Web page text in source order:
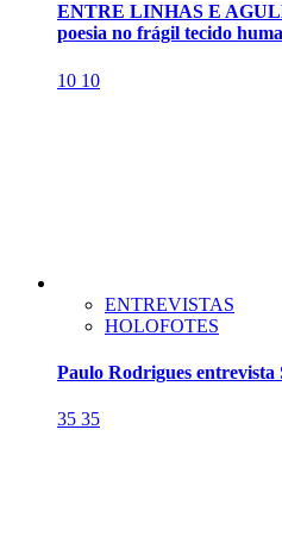
ENTRE LINHAS E
poesia no frágil tecido
10 10
ENTREVISTAS
HOLOFOTES
Paulo Rodrigues
35 35